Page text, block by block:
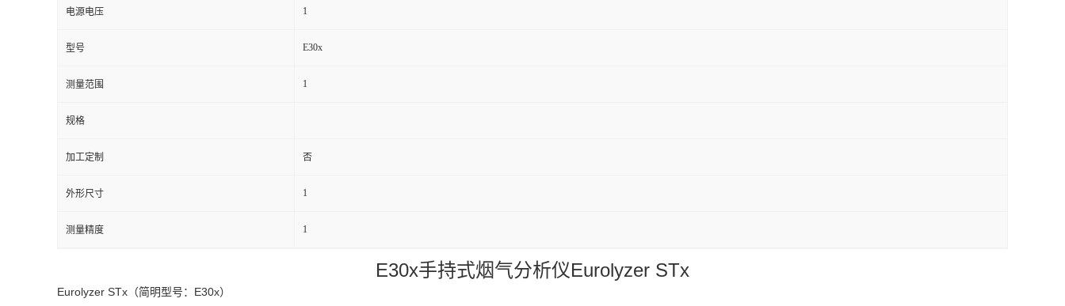
电源电压 1
型号 E30x
测量范围 1
规格
加工定制 否
外形尺寸 1
测量精度 1
E30x手持式烟气分析仪Eurolyzer STx
Eurolyzer STx（简明型号：E30x）